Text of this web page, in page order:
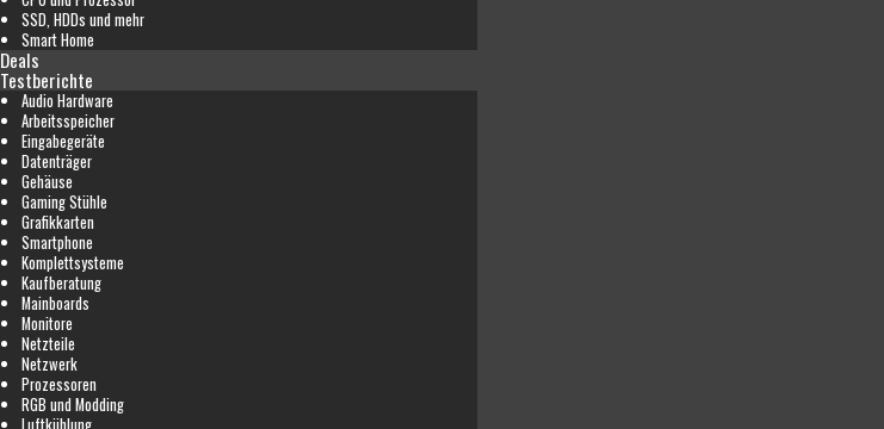
SSD, HDDs und mehr
Smart Home
Deals
Testberichte
Audio Hardware
Arbeitsspeicher
Eingabegeräte
Datenträger
Gehäuse
Gaming Stühle
Grafikkarten
Smartphone
Komplettsysteme
Kaufberatung
Mainboards
Monitore
Netzteile
Netzwerk
Prozessoren
RGB und Modding
Luftkühlung